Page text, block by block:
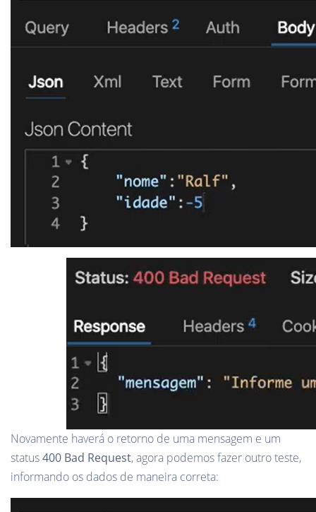
Novamente haverá o retorno de uma mensagem e um
status400 Bad Request, agora podemos fazer outro teste,
informando os dados de maneira correta: